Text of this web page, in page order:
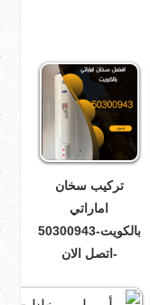
تركيب سخان
اماراتي
بالكويت-50300943
-اتصل الان